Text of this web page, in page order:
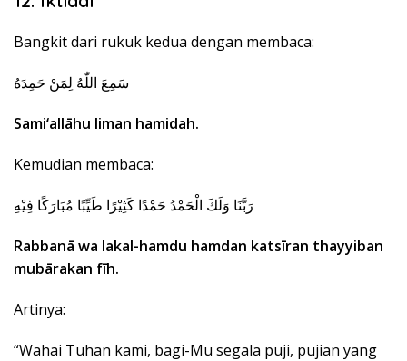
Bangkit dari rukuk kedua dengan membaca:
سَمِعَ اللّٰهُ لِمَنْ حَمِدَهُ
Sami‘allāhu liman hamidah.
Kemudian membaca:
رَبَّنَا وَلَكَ الْحَمْدُ حَمْدًا كَثِيْرًا طَيِّبًا مُبَارَكًا فِيْهِ
Rabbanā wa lakal-hamdu hamdan katsīran thayyiban
mubārakan fīh.
Artinya:
“Wahai Tuhan kami, bagi-Mu segala puji, pujian yang